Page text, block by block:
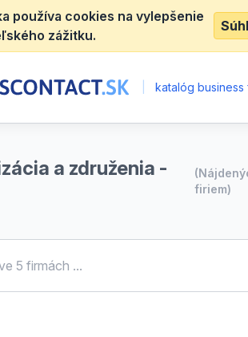
používa cookies na vylepšenie
zážitku.
katalóg business
a združenia -
firiem)